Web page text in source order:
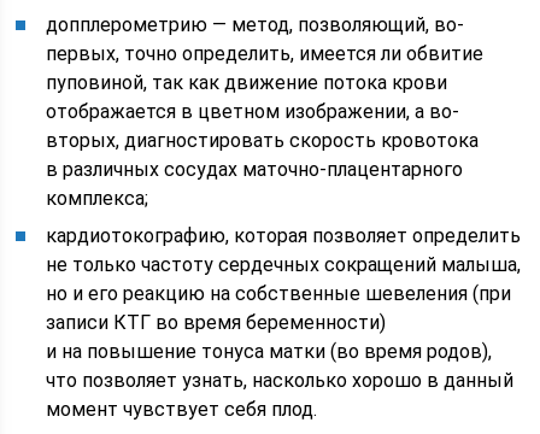
допплерометрию — метод, позволяющий, во-
первых, точно определить, имеется ли обвитие
пуповиной, так как движение потока крови
отображается в цветном изображении, а во-
вторых, диагностировать скорость кровотока
в различных сосудах маточно-плацентарного
комплекса;
кардиотокографию, которая позволяет определить
не только частоту сердечных сокращений малыша,
но и его реакцию на собственные шевеления (при
записи КТГ во время беременности)
и на повышение тонуса матки (во время родов),
что позволяет узнать, насколько хорошо в данный
момент чувствует себя плод.